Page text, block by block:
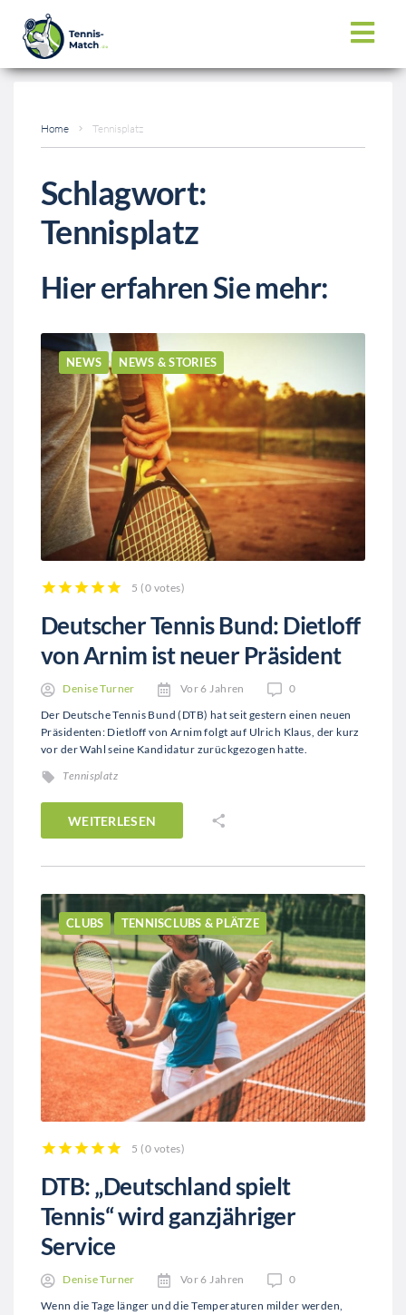
Home Tennisplatz
Schlagwort:
Tennisplatz
Hier erfahren Sie mehr:
NEWS NEWS & STORIES
5 (0 votes)
Deutscher Tennis Bund: Dietloff
von Arnim ist neuer Präsident
Denise Turner Vor 6 Jahren
0
Der Deutsche Tennis Bund (DTB) hat seit gestern einen neuen
Präsidenten: Dietloff von Arnim folgt auf Ulrich Klaus, der kurz
vor der Wahl seine Kandidatur zurückgezogen hatte.
Tennisplatz
WEITERLESEN
CLUBS TENNISCLUBS & PLÄTZE
5 (0 votes)
DTB: „Deutschland spielt
Tennis“ wird ganzjähriger
Service
Denise Turner Vor 6 Jahren
0
Wenn die Tage länger und die Temperaturen milder werden,